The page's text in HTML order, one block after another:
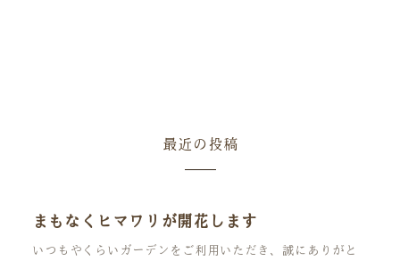
最近の投稿
まもなくヒマワリが開花します
いつもやくらいガーデンをご利用いただき、誠にありがと